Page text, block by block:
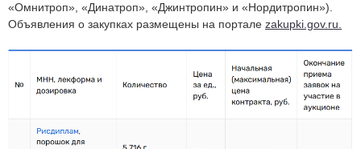
«Омнитроп», «Динатроп», «Джинтропин» и «Нордитропин»).
Объявления о закупках размещены на портале zakupki.gov.ru.